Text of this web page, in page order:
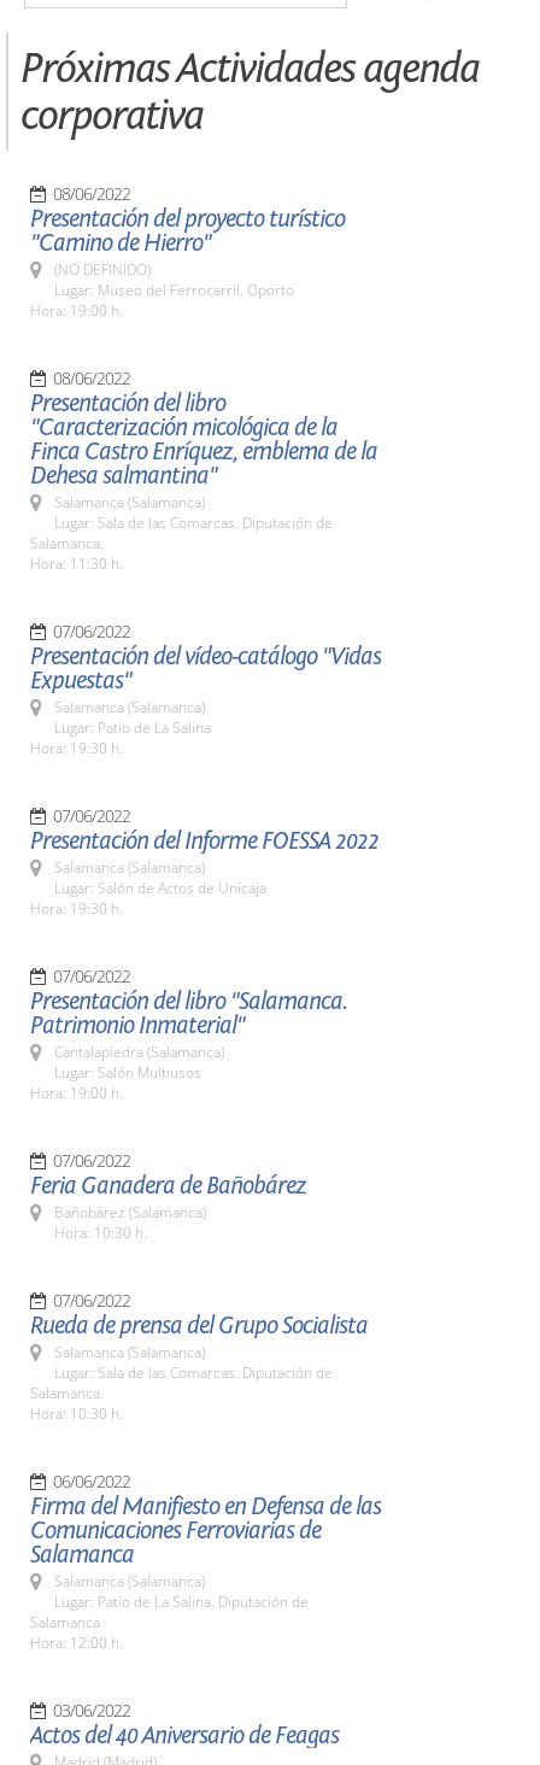
Próximas Actividades agenda
corporativa
08/06/2022
Presentación del proyecto turístico
"Camino de Hierro"
(NO DEFINIDO)
Lugar: Museo del Ferrocarril. Oporto
Hora: 19:00 h.
08/06/2022
Presentación del libro
"Caracterización micológica de la
Finca Castro Enríquez, emblema de la
Dehesa salmantina"
Salamanca (Salamanca)
Lugar: Sala de las Comarcas. Diputación de
Salamanca.
Hora: 11:30 h.
07/06/2022
Presentación del vídeo-catálogo "Vidas
Expuestas"
Salamanca (Salamanca)
Lugar: Patio de La Salina
Hora: 19:30 h.
07/06/2022
Presentación del Informe FOESSA 2022
Salamanca (Salamanca)
Lugar: Salón de Actos de Unicaja
Hora: 19:30 h.
07/06/2022
Presentación del libro "Salamanca.
Patrimonio Inmaterial"
Cantalapiedra (Salamanca)
Lugar: Salón Multiusos
Hora: 19:00 h.
07/06/2022
Feria Ganadera de Bañobárez
Bañobárez (Salamanca)
Hora: 10:30 h.
07/06/2022
Rueda de prensa del Grupo Socialista
Salamanca (Salamanca)
Lugar: Sala de las Comarcas. Diputación de
Salamanca.
Hora: 10:30 h.
06/06/2022
Firma del Manifiesto en Defensa de las
Comunicaciones Ferroviarias de
Salamanca
Salamanca (Salamanca)
Lugar: Patio de La Salina. Diputación de
Salamanca
Hora: 12:00 h.
03/06/2022
Actos del 40 Aniversario de Feagas